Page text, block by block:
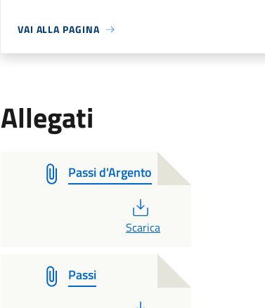
VAI ALLA PAGINA
Allegati
Passi d'Argento
Scarica
Passi